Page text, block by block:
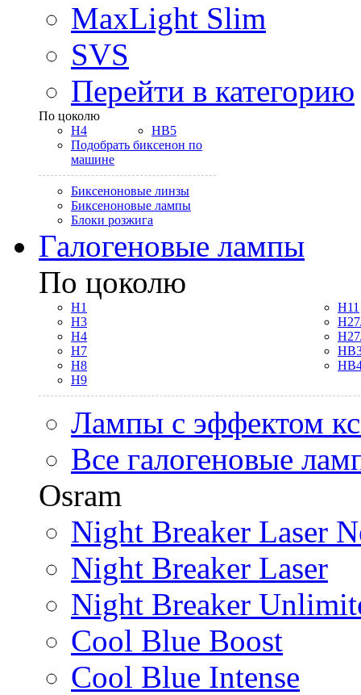
MaxLight Slim
SVS
Перейти в категорию
По цоколю
H4
HB5
Подобрать биксенон по
машине
Биксеноновые линзы
Биксеноновые лампы
Блоки розжига
Галогеновые лампы
По цоколю
H1
H3
H4
H7
H8
H9
H11
Лампы с эффектом
Все галогеновые
Osram
Night Breaker Laser
Night Breaker Laser
Night Breaker
Cool Blue Boost
Cool Blue Intense